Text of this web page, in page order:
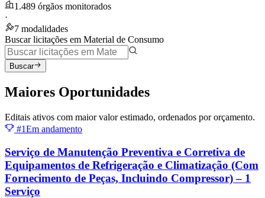
1.489 órgãos monitorados
·
7 modalidades
Buscar licitações em Material de Consumo
Buscar
Maiores Oportunidades
Editais ativos com maior valor estimado, ordenados por orçamento.
#1Em andamento
Serviço de Manutenção Preventiva e Corretiva de
Equipamentos de Refrigeração e Climatização (Com
Fornecimento de Peças, Incluindo Compressor) – 1
Serviço